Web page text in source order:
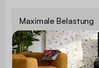
Maximale Belastung
Verwendung